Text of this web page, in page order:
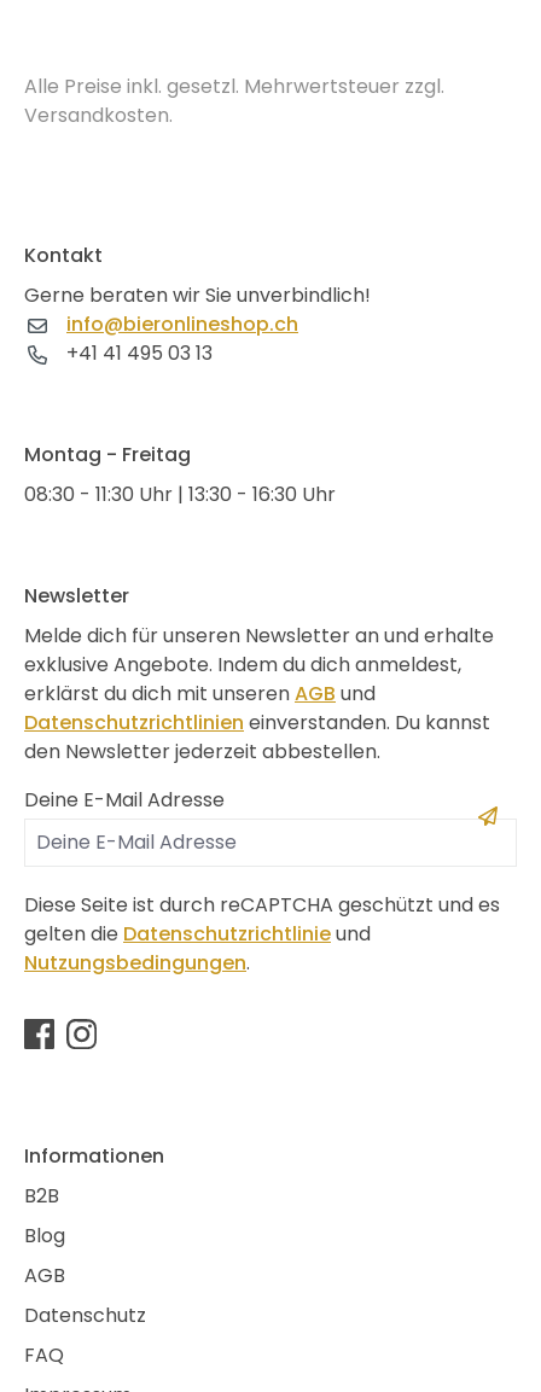
Alle Preise inkl. gesetzl. Mehrwertsteuer zzgl.
Versandkosten.
Kontakt
Gerne beraten wir Sie unverbindlich!
info@bieronlineshop.ch
+41 41 495 03 13
Montag - Freitag
08:30 - 11:30 Uhr | 13:30 - 16:30 Uhr
Newsletter
Melde dich für unseren Newsletter an und erhalte
exklusive Angebote. Indem du dich anmeldest,
erklärst du dich mit unserenAGB und
Datenschutzrichtlinien einverstanden. Du kannst
den Newsletter jederzeit abbestellen.
Deine E-Mail Adresse
Diese Seite ist durch reCAPTCHA geschützt und es
gelten die Datenschutzrichtlinieund
Nutzungsbedingungen.
Informationen
B2B
Blog
AGB
Datenschutz
FAQ